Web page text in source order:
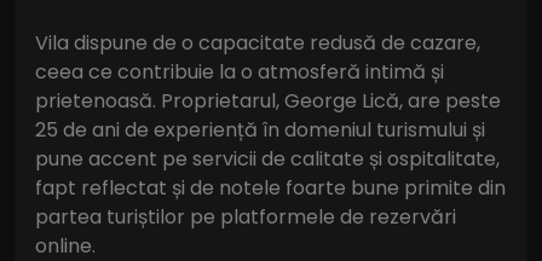
Vila dispune de o capacitate redusă de cazare,
ceea ce contribuie la o atmosferă intimă și
prietenoasă. Proprietarul, George Lică, are peste
25 de ani de experiență în domeniul turismului și
pune accent pe servicii de calitate și ospitalitate,
fapt reflectat și de notele foarte bune primite din
partea turiștilor pe platformele de rezervări
online.